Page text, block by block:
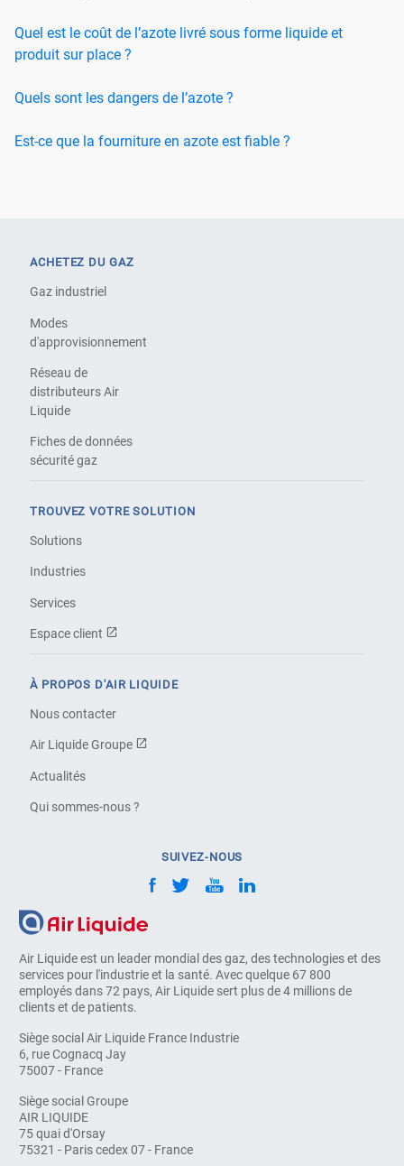
Quel est le coût de l’azote livré sous forme liquide et
produit sur place ?
Quels sont les dangers de l’azote ?
Est-ce que la fourniture en azote est fiable ?
Air Liquide est un leader mondial des gaz, des technologies et des
services pour l'industrie et la santé. Avec quelque 67 800
employés dans 72 pays, Air Liquide sert plus de 4 millions de
clients et de patients.
Siège social Air Liquide France Industrie
6, rue Cognacq Jay
75007 - France
Siège social Groupe
AIR LIQUIDE
75 quai d'Orsay
75321 - Paris cedex 07 - France
ACHETEZ DU GAZ
Gaz industriel
Modes
d'approvisionnement
Réseau de
distributeurs Air
Liquide
Fiches de données
sécurité gaz
TROUVEZ VOTRE SOLUTION
Solutions
Industries
Services
Espace client
À PROPOS D'AIR LIQUIDE
Nous contacter
Air Liquide Groupe
Actualités
Qui sommes-nous ?
SUIVEZ-NOUS